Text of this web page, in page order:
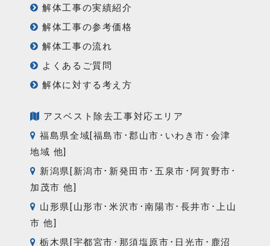
解体工事の実績紹介
解体工事の参考価格
解体工事の流れ
よくあるご質問
解体に対する考え方
アスベスト除去工事対応エリア
福島県全域[福島市･郡山市･いわき市･会津
地域 他]
新潟県[新潟市･新発田市･五泉市･阿賀野市･
加茂市 他]
山形県[山形市･米沢市･南陽市･長井市･上山
市 他]
栃木県[宇都宮市･那須塩原市･日光市･鹿沼